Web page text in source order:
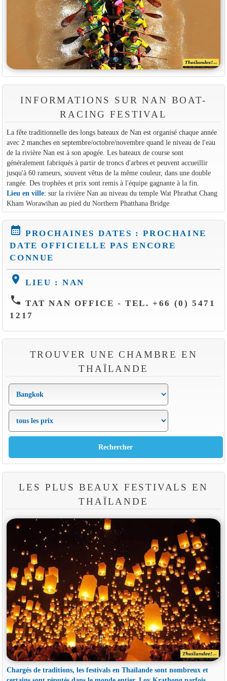
INFORMATIONS SUR NAN BOAT-
RACING FESTIVAL
La fête traditionnelle des longs bateaux de Nan est organisé chaque année
avec 2 manches en septembre/octobre/novembre quand le niveau de l'eau
de la rivière Nan est à son apogée. Les bateaux de course sont
généralement fabriqués à partir de troncs d'arbres et peuvent accueillir
jusqu'à 60 rameurs, souvent vêtus de la même couleur, dans une double
rangée. Des trophées et prix sont remis à l'équipe gagnante à la fin.
Lieu en ville: sur la rivière Nan au niveau du temple Wat Phrathat Chang
Kham Worawihan au pied du Northern Phatthana Bridge
calendar_month PROCHAINES DATES : PROCHAINE
DATE OFFICIELLE PAS ENCORE
CONNUE
location_on LIEU : NAN
phone TAT NAN OFFICE - TEL. +66 (0) 5471
1217
TROUVER UNE CHAMBRE EN
THAÏLANDE
LES PLUS BEAUX FESTIVALS EN
THAÏLANDE
Chargés de traditions, les festivals en Thaïlande sont nombreux et